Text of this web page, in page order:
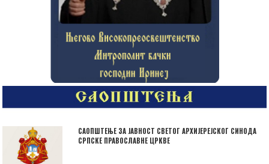
САОПШТЕЊЕ ЗА ЈАВНОСТ СВЕТОГ АРХИЈЕРЕЈСКОГ СИНОДА
СРПСКЕ ПРАВОСЛАВНЕ ЦРКВЕ